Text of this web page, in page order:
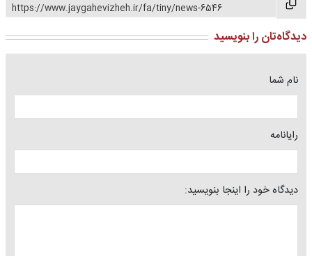
https://www.jaygahevizheh.ir/fa/tiny/news-6546
دیدگاه‌تان را بنویسید
نام شما
رایانامه
دیدگاه خود را اینجا بنویسید: